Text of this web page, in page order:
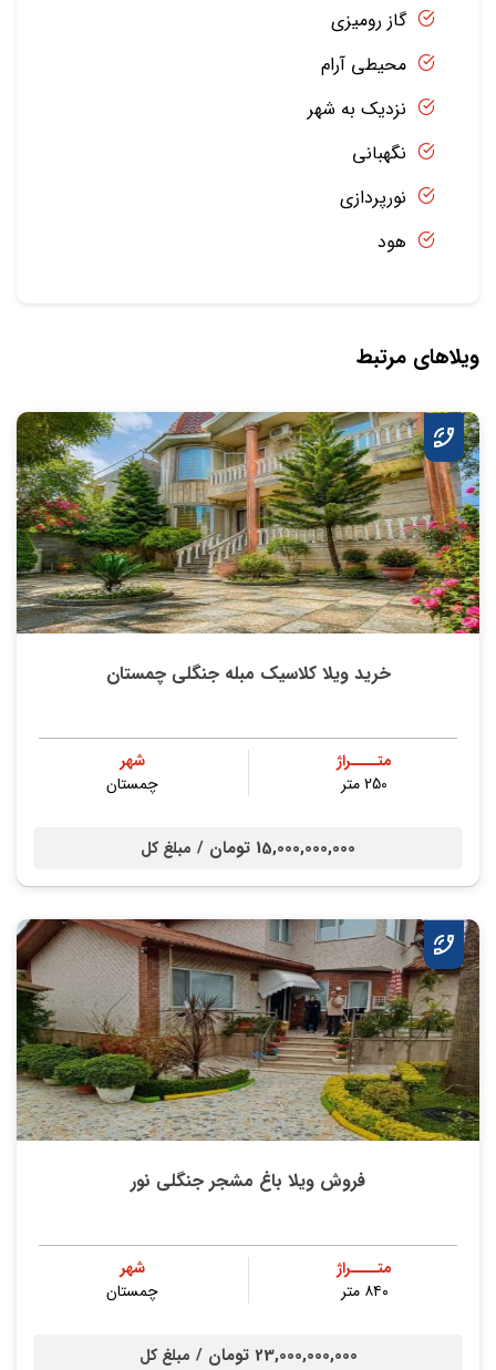
گاز رومیزی
محیطی آرام
نزدیک به شهر
نگهبانی
نورپردازی
هود
ویلاهای مرتبط
خرید ویلا کلاسیک مبله جنگلی چمستان
متــــراژ
250 متر
شهر
چمستان
15,000,000,000 تومان / مبلغ کل
فروش ویلا باغ مشجر جنگلی نور
متــــراژ
۸۴۰ متر
شهر
چمستان
23,000,000,000 تومان / مبلغ کل